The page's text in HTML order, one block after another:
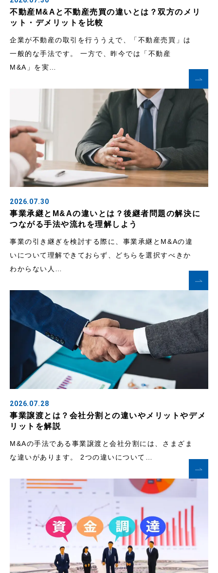
不動産M&Aと不動産売買の違いとは？双方のメリ
ット・デメリットを比較
企業が不動産の取引を行ううえで、「不動産売買」は
一般的な手法です。 一方で、昨今では「不動産
M&A」を実…
2026.07.30
事業承継とM&Aの違いとは？後継者問題の解決に
つながる手法や流れを理解しよう
事業の引き継ぎを検討する際に、事業承継とM&Aの違
いについて理解できておらず、どちらを選択すべきか
わからない人…
2026.07.28
事業譲渡とは？会社分割との違いやメリットやデメ
リットを解説
M&Aの手法である事業譲渡と会社分割には、さまざま
な違いがあります。 2つの違いについて…